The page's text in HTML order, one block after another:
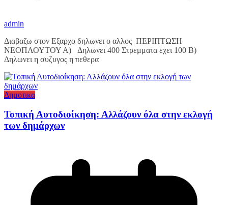
admin
Διαβαζω στον Εξαρχο δηλωνει ο αλλος ΠΕΡΙΠΤΩΣΗ
ΝΕΟΠΛΟΥΤΟΥ Α) Δηλωνει 400 Στρεμματα εχει 100 Β)
Δηλωνει η συζυγος η πεθερα
Δημοτικα
Τοπική Αυτοδιοίκηση: Αλλάζουν όλα στην εκλογή
των δημάρχων